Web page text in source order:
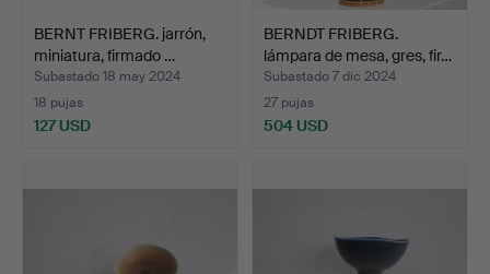
BERNT FRIBERG. jarrón,
miniatura, firmado …
Subastado 18 may 2024
18 pujas
127 USD
BERNDT FRIBERG.
lámpara de mesa, gres, fir…
Subastado 7 dic 2024
27 pujas
504 USD